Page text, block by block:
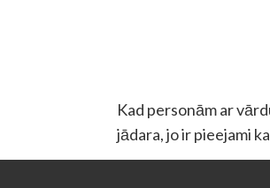
Kad personām ar
jādara, jo ir pieejami